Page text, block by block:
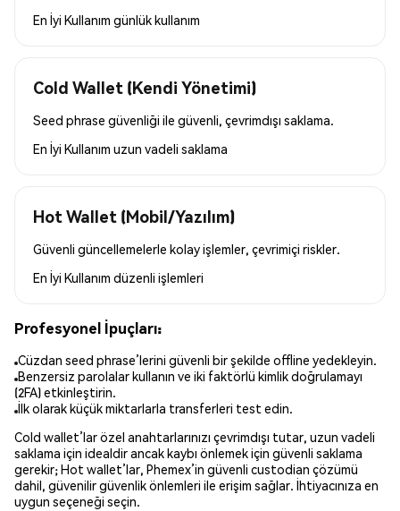
En İyi Kullanım günlük kullanım
Cold Wallet (Kendi Yönetimi)
Seed phrase güvenliği ile güvenli, çevrimdışı saklama.
En İyi Kullanım uzun vadeli saklama
Hot Wallet (Mobil/Yazılım)
Güvenli güncellemelerle kolay işlemler, çevrimiçi riskler.
En İyi Kullanım düzenli işlemleri
Profesyonel İpuçları:
Cüzdan seed phrase’lerini güvenli bir şekilde offline yedekleyin.
Benzersiz parolalar kullanın ve iki faktörlü kimlik doğrulamayı
(2FA) etkinleştirin.
İlk olarak küçük miktarlarla transferleri test edin.
Cold wallet’lar özel anahtarlarınızı çevrimdışı tutar, uzun vadeli
saklama için idealdir ancak kaybı önlemek için güvenli saklama
gerekir; Hot wallet’lar, Phemex’in güvenli custodian çözümü
dahil, güvenilir güvenlik önlemleri ile erişim sağlar. İhtiyacınıza en
uygun seçeneği seçin.